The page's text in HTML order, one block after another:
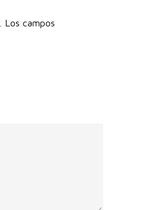
Los campos